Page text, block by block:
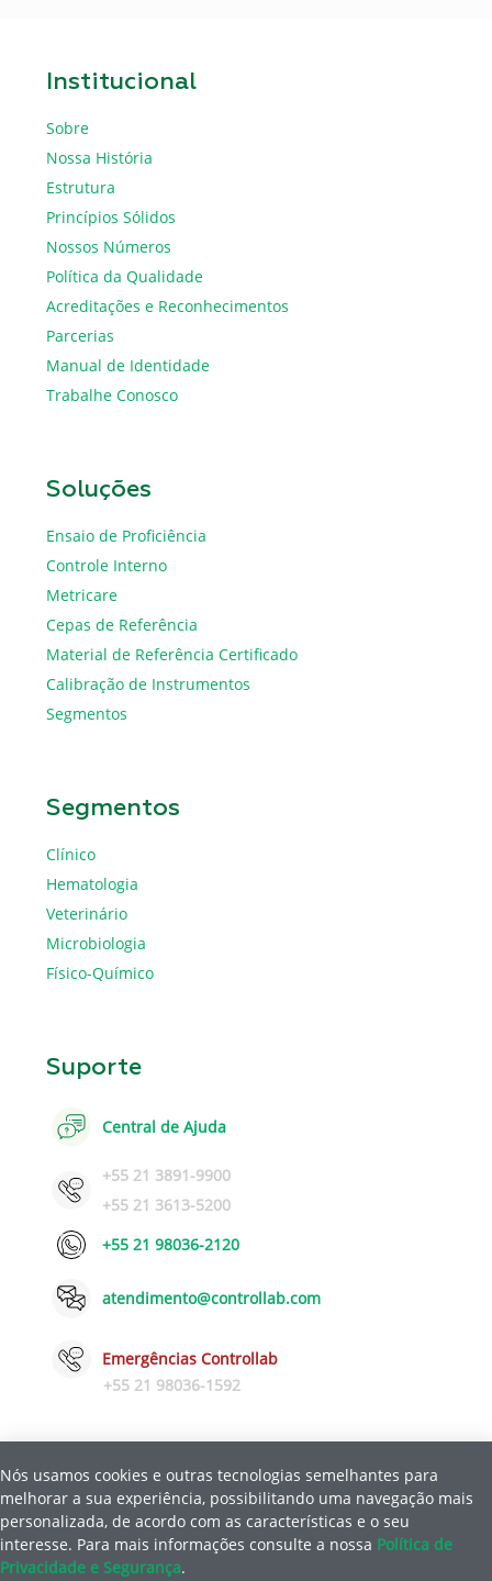
Institucional
Sobre
Nossa História
Estrutura
Princípios Sólidos
Nossos Números
Política da Qualidade
Acreditações e Reconhecimentos
Parcerias
Manual de Identidade
Trabalhe Conosco
Soluções
Ensaio de Proficiência
Controle Interno
Metricare
Cepas de Referência
Material de Referência Certificado
Calibração de Instrumentos
Segmentos
Segmentos
Clínico
Hematologia
Veterinário
Microbiologia
Físico-Químico
Suporte
Central de Ajuda
+55 21 3891-9900
+55 21 3613-5200
+55 21 98036-2120
atendimento@controllab.com
Emergências Controllab
+55 21 98036-1592
Política de Privacidade e Segurança|Ajuda
© Copyright 2026 Controllab Controle de Qualidade para Laboratórios
Nós usamos cookies e outras tecnologias semelhantes para
melhorar a sua experiência, possibilitando uma navegação mais
personalizada, de acordo com as características e o seu
interesse. Para mais informações consulte a nossa Política de
Privacidade e Segurança.